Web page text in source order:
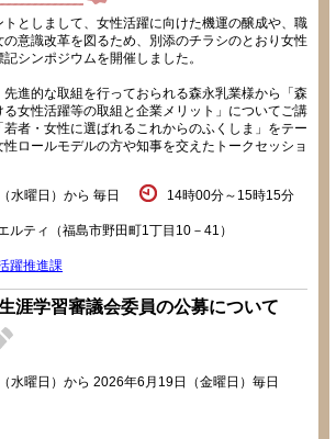
としまして、女性活躍に向けた機運の醸成や、職
意識改革を図るため、別添のチラシのとおり女性
シンポジウムを開催しました。
進的な取組を行っておられる森永乳業様から「森
女性活躍等の取組と企業メリット」についてご講
者・女性に選ばれるこれからのふくしま」をテー
ロールモデルの方や知事を交えたトークセッショ
水曜日）から 毎日 14時00分～15時15分
ティ（福島市野田町1丁目10－41）
躍推進課
涯学習審議会委員の公募について
水曜日）から 2026年6月19日（金曜日）毎日